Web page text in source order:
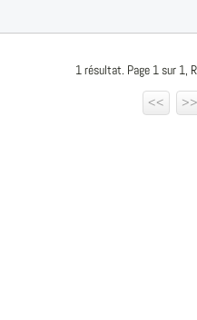
1 résultat. Page 1 sur 1,
<<
>>